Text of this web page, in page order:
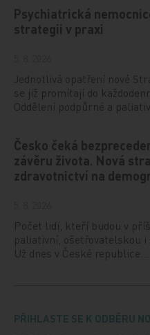
Psychiatrická
strategii v praxi
Jednotlivá opatření nové
se již promítají do
Oddělení podpůrné a
Česko čeká
závěru života. Nová
zdravotnictví na
Počet lidí, kteří budou v
paliativní, ošetřovatelskou i
Už dnes v České republice…
PŘIHLASTE SE K ODBĚRU